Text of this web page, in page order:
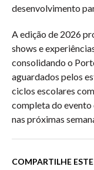
desenvolvimento
A edição de 2026
shows e
consolidando o
aguardados pelos
ciclos escolares
completa do evento
nas próximas
COMPARTILHE